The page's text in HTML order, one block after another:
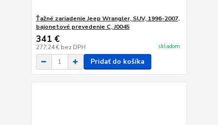
Ťažné zariadenie Jeep Wrangler, SUV, 1996-2007,
bajonetové prevedenie C, J0045
341 €
277,24 € bez DPH skladom
Pridať do košíka